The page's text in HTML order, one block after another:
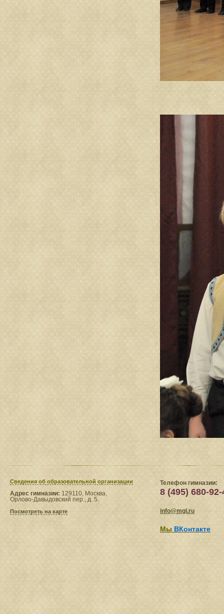
Сведения​ об образовательной организации
Адрес гимназии: 129110, Москва,
Орлово-Давыдовский пер., д. 5.
Посмотреть на карте
Телефон гимназии:
8 (495) 680-92-
info@mgl.ru
Мы ВКонтакте